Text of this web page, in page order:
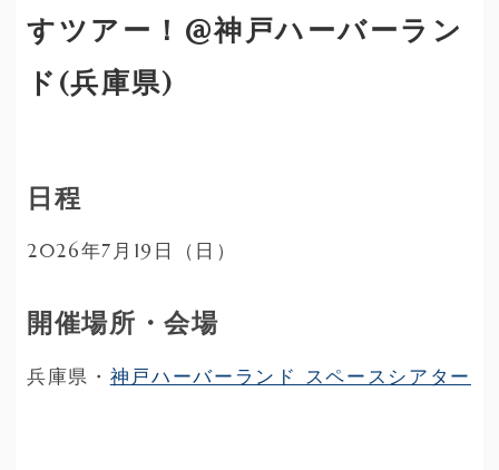
すツアー！@神戸ハーバーラン
ド(兵庫県)
日程
2026年7月19日（日）
開催場所・会場
兵庫県・ 神戸ハーバーランド スペースシアター